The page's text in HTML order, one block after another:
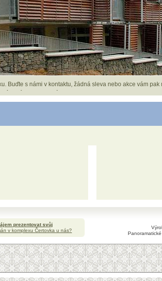
rezervací.Podívejte se do našeho rezervačního
Buďte s námi v kontaktu, žádná sleva nebo akce vám pak
prezentovat svůj
v komplexu Čertovka u nás?